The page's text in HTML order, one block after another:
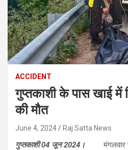
ACCIDENT
गुप्तकाशी के पास खाई में
की मौत
June 4, 2024 Raj Satta News
गुप्तकाशी 04 जून 2024।
मंगलवार